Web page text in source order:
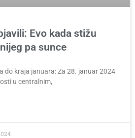
Evo kada stižu
pa sunce
do kraja januara: Za 28. januar 2024
u centralnim,